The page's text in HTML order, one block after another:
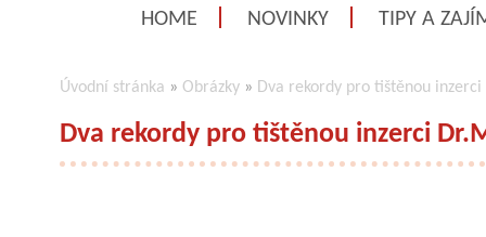
HOME NOVINKY TIPY A
Úvodní stránka » Obrázky » Dva rekordy pro tištěnou inzerci
Dva rekordy pro tištěnou inzerci